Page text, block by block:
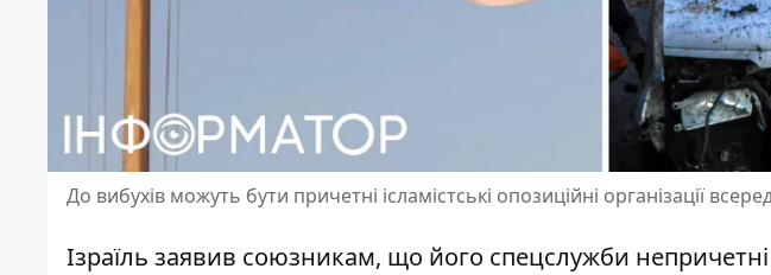
До вибухів можуть бути причетні ісламістські опозиційні організації
Ізраїль заявив союзникам, що його спецслужби непричетні